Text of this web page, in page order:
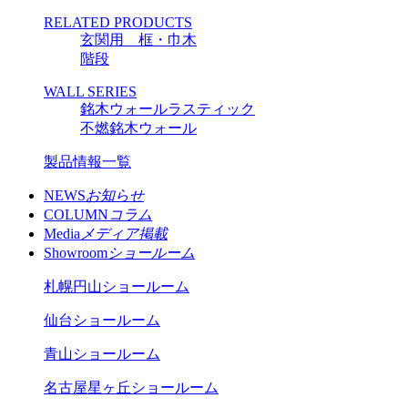
RELATED PRODUCTS
玄関用 框・巾木
階段
WALL SERIES
銘木ウォールラスティック
不燃銘木ウォール
製品情報一覧
NEWSお知らせ
COLUMNコラム
Media メディア掲載
Showroomショールーム
札幌円山ショールーム
仙台ショールーム
青山ショールーム
名古屋星ヶ丘ショールーム